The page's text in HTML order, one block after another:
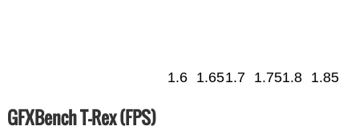
1.6 1.651.7 1.751.8 1.85
GFXBench T-Rex (FPS)